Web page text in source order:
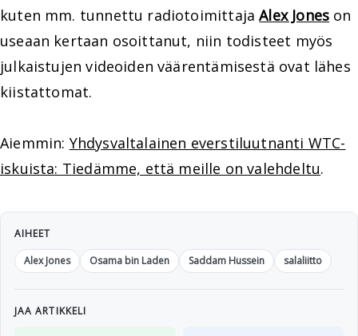
kuten mm. tunnettu radiotoimittajaAlex Jones on
useaan kertaan osoittanut, niin todisteet myös
julkaistujen videoiden väärentämisestä ovat lähes
kiistattomat.
Aiemmin: Yhdysvaltalainen everstiluutnanti WTC-
iskuista: Tiedämme, että meille on valehdeltu.
AIHEET
Alex Jones
Osama bin Laden Saddam Hussein salaliitto
JAA ARTIKKELI